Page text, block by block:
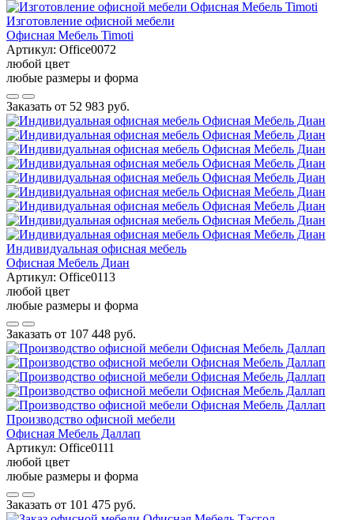
Изготовление офисной мебели
Офисная Мебель Timoti
Артикул: Office0072
любой цвет
любые размеры и форма
Заказать от 52 983 руб.
Индивидуальная офисная мебель
Офисная Мебель Диан
Артикул: Office0113
любой цвет
любые размеры и форма
Заказать от 107 448 руб.
Производство офисной мебели
Офисная Мебель Даллап
Артикул: Office0111
любой цвет
любые размеры и форма
Заказать от 101 475 руб.